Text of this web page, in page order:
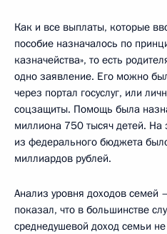
Как и все выплаты, которые
пособие назначалось по
казначейства», то есть
одно заявление. Его можно
через портал госуслуг, или
соцзащиты. Помощь была
миллиона 750 тысяч детей. На
из федерального бюджета
миллиардов рублей.
Анализ уровня доходов семей
показал, что в большинстве
среднедушевой доход семьи